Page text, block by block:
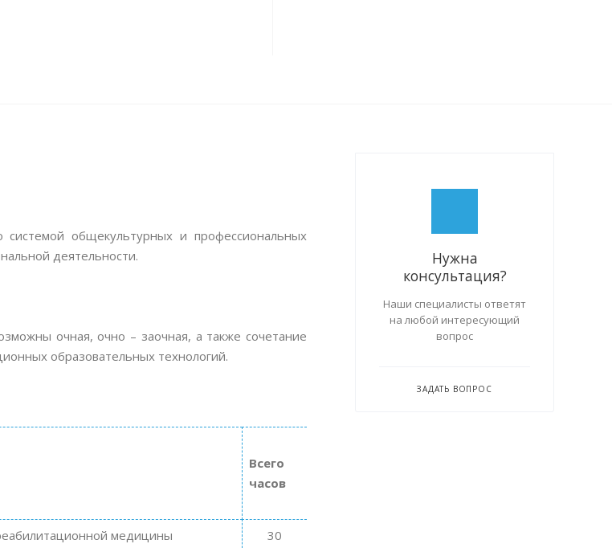
Нужна
консультация?
Наши специалисты ответят
на любой интересующий
вопрос
ЗАДАТЬ ВОПРОС
системой общекультурных и профессиональных
деятельности.
очная, очно – заочная, а также сочетание
образовательных технологий.
Всего
часов
медицины 30